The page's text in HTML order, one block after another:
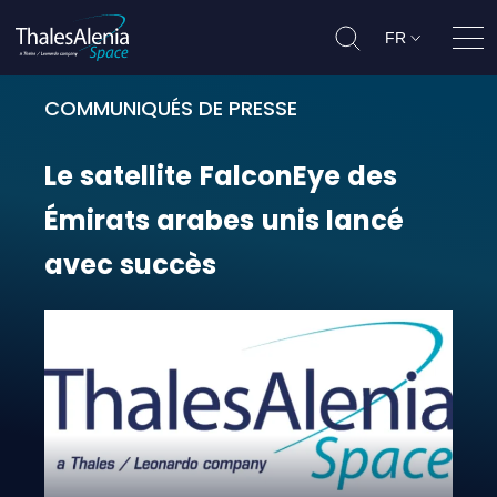
FR
COMMUNIQUÉS DE PRESSE
Le satellite FalconEye des
Lesatellite FalconEye des
Émirats arabes unis lancé
avec succès